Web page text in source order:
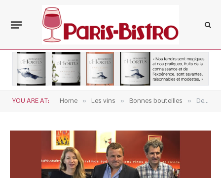
YOU ARE AT: Home » Les vins » Bonnes bouteilles » De talentueux bordeaux